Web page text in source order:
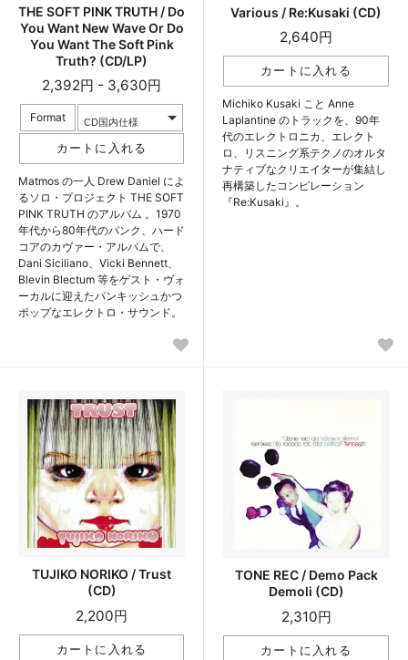
THE SOFT PINK TRUTH / Do
You Want New Wave Or Do
You Want The Soft Pink
Truth? (CD/LP)
2,392円 - 3,630円
Format
Matmos の一人 Drew Daniel によ
るソロ・プロジェクト THE SOFT
PINK TRUTH のアルバム 。1970
年代から80年代のパンク、ハード
コアのカヴァー・アルバムで、
Dani Siciliano、Vicki Bennett、
Blevin Blectum 等をゲスト・ヴォ
ーカルに迎えたパンキッシュかつ
ポップなエレクトロ・サウンド。
Various / Re:Kusaki (CD)
2,640円
Michiko Kusaki こと Anne
Laplantine のトラックを、90年
代のエレクトロニカ、エレクト
ロ、リスニング系テクノのオルタ
ナティブなクリエイターが集結し
再構築したコンピレーション
『Re:Kusaki』。
TUJIKO NORIKO / Trust
(CD)
2,200円
TONE REC / Demo Pack
Demoli (CD)
2,310円